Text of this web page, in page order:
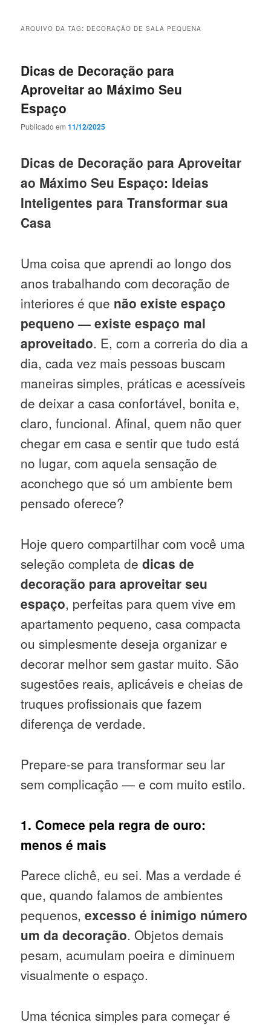
ARQUIVO DA TAG: DECORAÇÃO DE SALA PEQUENA
Dicas de Decoração para
Aproveitar ao Máximo Seu
Espaço
Publicado em11/12/2025
Dicas de Decoração para Aproveitar
ao Máximo Seu Espaço: Ideias
Inteligentes para Transformar sua
Casa
Uma coisa que aprendi ao longo dos
anos trabalhando com decoração de
interiores é que não existe espaço
pequeno — existe espaço mal
aproveitado. E, com a correria do dia a
dia, cada vez mais pessoas buscam
maneiras simples, práticas e acessíveis
de deixar a casa confortável, bonita e,
claro, funcional. Afinal, quem não quer
chegar em casa e sentir que tudo está
no lugar, com aquela sensação de
aconchego que só um ambiente bem
pensado oferece?
Hoje quero compartilhar com você uma
seleção completa dedicas de
decoração para aproveitar seu
espaço, perfeitas para quem vive em
apartamento pequeno, casa compacta
ou simplesmente deseja organizar e
decorar melhor sem gastar muito. São
sugestões reais, aplicáveis e cheias de
truques profissionais que fazem
diferença de verdade.
Prepare-se para transformar seu lar
sem complicação — e com muito estilo.
1. Comece pela regra de ouro:
menos é mais
Parece clichê, eu sei. Mas a verdade é
que, quando falamos de ambientes
pequenos,excesso é inimigo número
um da decoração. Objetos demais
pesam, acumulam poeira e diminuem
visualmente o espaço.
Uma técnica simples para começar é